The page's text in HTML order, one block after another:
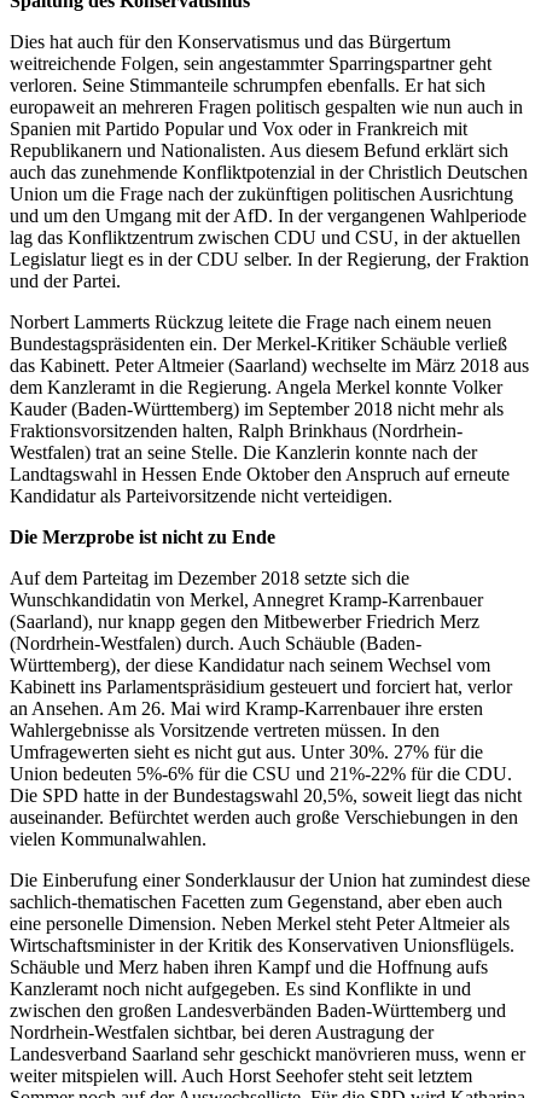
Dies hat auch für den Konservatismus und das Bürgertum
weitreichende Folgen, sein angestammter Sparringspartner geht
verloren. Seine Stimmanteile schrumpfen ebenfalls. Er hat sich
europaweit an mehreren Fragen politisch gespalten wie nun auch in
Spanien mit Partido Popular und Vox oder in Frankreich mit
Republikanern und Nationalisten. Aus diesem Befund erklärt sich
auch das zunehmende Konfliktpotenzial in der Christlich Deutschen
Union um die Frage nach der zukünftigen politischen Ausrichtung
und um den Umgang mit der AfD. In der vergangenen Wahlperiode
lag das Konfliktzentrum zwischen CDU und CSU, in der aktuellen
Legislatur liegt es in der CDU selber. In der Regierung, der Fraktion
und der Partei.
Norbert Lammerts Rückzug leitete die Frage nach einem neuen
Bundestagspräsidenten ein. Der Merkel-Kritiker Schäuble verließ
das Kabinett. Peter Altmeier (Saarland) wechselte im März 2018 aus
dem Kanzleramt in die Regierung. Angela Merkel konnte Volker
Kauder (Baden-Württemberg) im September 2018 nicht mehr als
Fraktionsvorsitzenden halten, Ralph Brinkhaus (Nordrhein-
Westfalen) trat an seine Stelle. Die Kanzlerin konnte nach der
Landtagswahl in Hessen Ende Oktober den Anspruch auf erneute
Kandidatur als Parteivorsitzende nicht verteidigen.
Die Merzprobe ist nicht zu Ende
Auf dem Parteitag im Dezember 2018 setzte sich die
Wunschkandidatin von Merkel, Annegret Kramp-Karrenbauer
(Saarland), nur knapp gegen den Mitbewerber Friedrich Merz
(Nordrhein-Westfalen) durch. Auch Schäuble (Baden-
Württemberg), der diese Kandidatur nach seinem Wechsel vom
Kabinett ins Parlamentspräsidium gesteuert und forciert hat, verlor
an Ansehen. Am 26. Mai wird Kramp-Karrenbauer ihre ersten
Wahlergebnisse als Vorsitzende vertreten müssen. In den
Umfragewerten sieht es nicht gut aus. Unter 30%. 27% für die
Union bedeuten 5%-6% für die CSU und 21%-22% für die CDU.
Die SPD hatte in der Bundestagswahl 20,5%, soweit liegt das nicht
auseinander. Befürchtet werden auch große Verschiebungen in den
vielen Kommunalwahlen.
Die Einberufung einer Sonderklausur der Union hat zumindest diese
sachlich-thematischen Facetten zum Gegenstand, aber eben auch
eine personelle Dimension. Neben Merkel steht Peter Altmeier als
Wirtschaftsminister in der Kritik des Konservativen Unionsflügels.
Schäuble und Merz haben ihren Kampf und die Hoffnung aufs
Kanzleramt noch nicht aufgegeben. Es sind Konflikte in und
zwischen den großen Landesverbänden Baden-Württemberg und
Nordrhein-Westfalen sichtbar, bei deren Austragung der
Landesverband Saarland sehr geschickt manövrieren muss, wenn er
weiter mitspielen will. Auch Horst Seehofer steht seit letztem